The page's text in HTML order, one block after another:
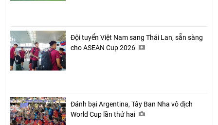
Đội tuyển Việt Nam sang Thái Lan, sẵn sàng
cho ASEAN Cup 2026
Đánh bại Argentina, Tây Ban Nha vô địch
World Cup lần thứ hai